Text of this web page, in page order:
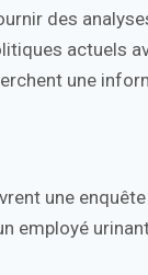
des
actuels
une
une
employé